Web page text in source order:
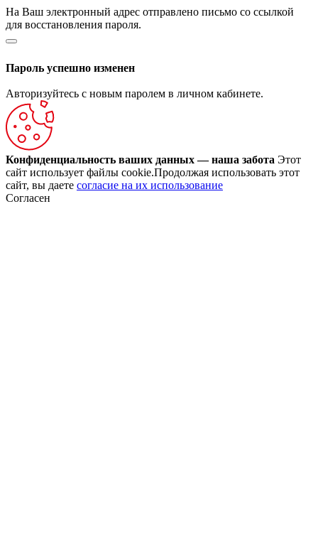
На Ваш электронный адрес отправлено письмо со ссылкой
для восстановления пароля.
Пароль успешно изменен
Авторизуйтесь с новым паролем в личном кабинете.
Конфиденциальность ваших данных — наша забота Этот
сайт использует файлы cookie.Продолжая использовать этот
сайт, вы даете согласие на их использование
Согласен